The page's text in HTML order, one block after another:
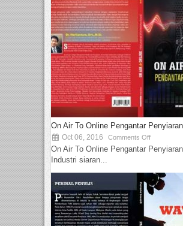
On Air To Online Pengantar
Oct 06, 2016 Comments Off
On Air To Online Pengantar
Industri siaran...